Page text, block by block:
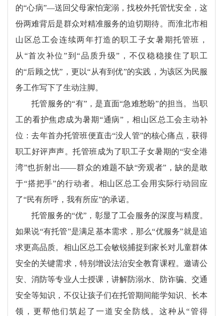
的“心病”—送回父母家怕宠溺，找校外托管忧安全，这
份两难背后是群众对精准服务的迫切期待。而淮北市相
山区总工会连续两年打造的职工子女暑期托管班，
从“首次补位”到“品质升级”，不仅稳稳接住了职工
的“后顾之忧”，更以“从有到优”的实践，为该区为民服
务工作写下了生动注脚。
托管服务的“有”，是直面“急难愁盼”的担当。当职
工的看护焦虑成为暑期“通病”，相山区总工会主动补
位：去年首办托管班便直击“没人管”的核心痛点，获得
职工好评声声。托管班成为了职工子女暑期的“安全港
湾”也折射出——群众的难题不缺“旁观者”，缺的是敢
于“搭把手”的行动者。相山区总工会用实际行动回应
了“民有所呼，我有所应”的承诺。
托管服务的“优”，彰显了工会服务的深度与精度。
如果说“有托管”是满足基本需求，那么“优服务”就是追
求更高品质。相山区总工会敏锐捕捉到家长对儿童群体
安全的关键需求，特别增设法治安全教育课程。邀请公
安、消防等专业人士授课，讲解防溺水、防诈骗、交通
安全等知识，不仅让孩子们在托管期间能学知识、长本
领，更帮他们筑起了一道安全防线。这种从“管得